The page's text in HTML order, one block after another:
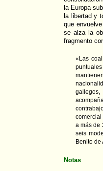
la Europa
la libertad y
que
se alza la
fragmento
«Las
comercial
a más de
seis
Benito de
Notas